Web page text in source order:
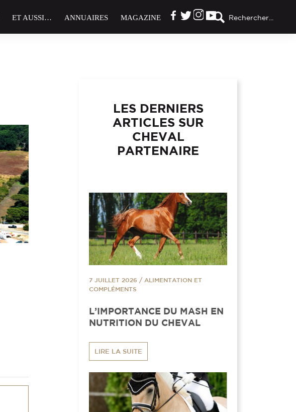
Rechercher...
ET AUSSI… ANNUAIRES MAGAZINE
LES DERNIERS
ARTICLES SUR
CHEVAL
PARTENAIRE
7 JUILLET 2026 / ALIMENTATION ET
COMPLÉMENTS
L’IMPORTANCE DU MASH EN
NUTRITION DU CHEVAL
LIRE LA SUITE